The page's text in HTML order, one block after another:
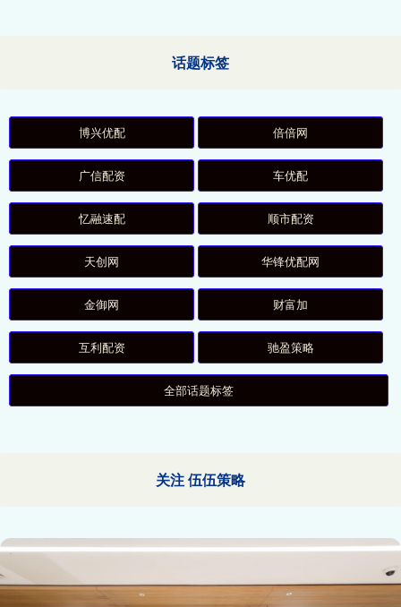
话题标签
博兴优配 倍倍网
广信配资 车优配
忆融速配 顺市配资
天创网 华锋优配网
金御网 财富加
互利配资 驰盈策略
全部话题标签
关注 伍伍策略